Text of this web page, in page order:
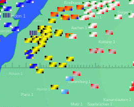
London 1
Paris 1
Brüssel 1
Köln 1
Luxemburg 1
Saarbrücken 1
Lille 1
Southampton 1
Eindhoven 1
Metz 1
Aachen 1
Siegen 1
Kaiserslautern 1
Koblenz 1
Rouen 1
Reims 1
Lüttich 1
Ostende 1